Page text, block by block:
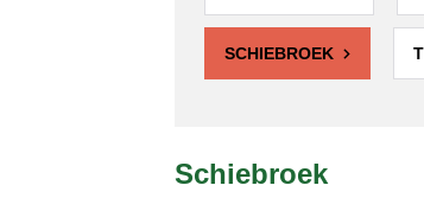
SCHIEBROEK
Schiebroek